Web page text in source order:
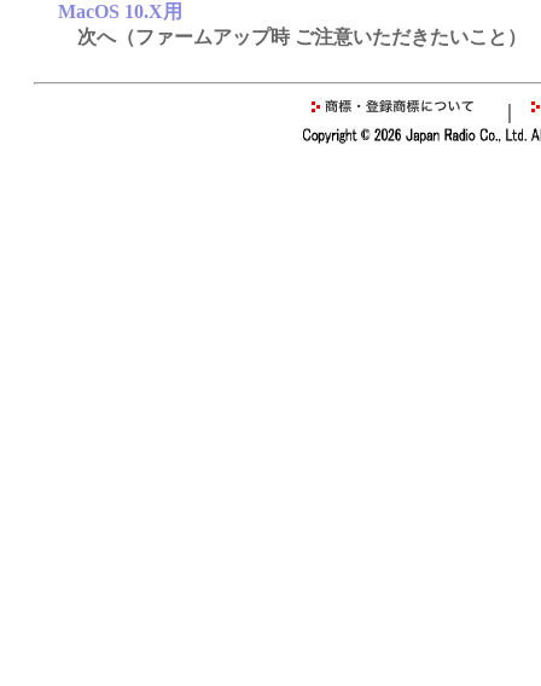
MacOS 10.X用
次へ（ファームアップ時 ご注意いただきたいこと）